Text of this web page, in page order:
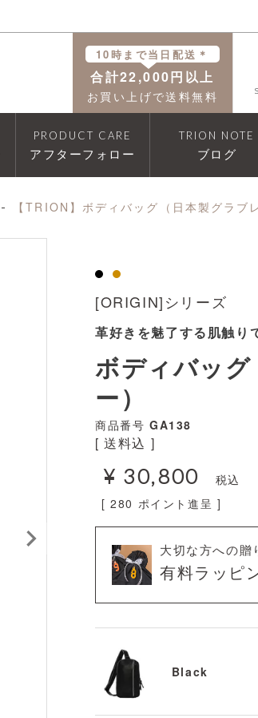
10時まで当日配送＊
合計22,000円以上
お買い上げで送料無料
PRODUCT CARE
アフターフォロー
TRION NOTE
ブログ
【TRION】ボディバッグ（日本製グラブ
[ORIGIN]シリーズ
革好きを魅了する肌触り
ボディバッ
ー）
商品番号 GA138
送料込
¥ 30,800
税込
[ 280 ポイント進呈 ]
大切な方への贈
有料ラッピ
Black